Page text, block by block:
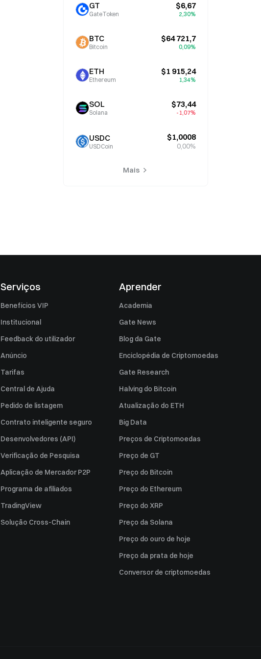
GT
GateToken
$6,67
2,30%
BTC
Bitcoin
$64 721,7
0,09%
ETH
Ethereum
$1 915,24
1,34%
SOL
Solana
$73,44
-1,07%
USDC
USDCoin
$1,0008
0,00%
Mais
Serviços
Benefícios VIP
Institucional
Feedback do utilizador
Anúncio
Tarifas
Central de Ajuda
Pedido de listagem
Contrato inteligente seguro
Desenvolvedores (API)
Verificação de Pesquisa
Aplicação de Mercador P2P
Programa de afiliados
TradingView
Solução Cross-Chain
Aprender
Academia
Gate News
Blog da Gate
Enciclopédia de Criptomoedas
Gate Research
Halving do Bitcoin
Atualização do ETH
Big Data
Preços de Criptomoedas
Preço de GT
Preço do Bitcoin
Preço do Ethereum
Preço do XRP
Preço da Solana
Preço do ouro de hoje
Preço da prata de hoje
Conversor de criptomoedas